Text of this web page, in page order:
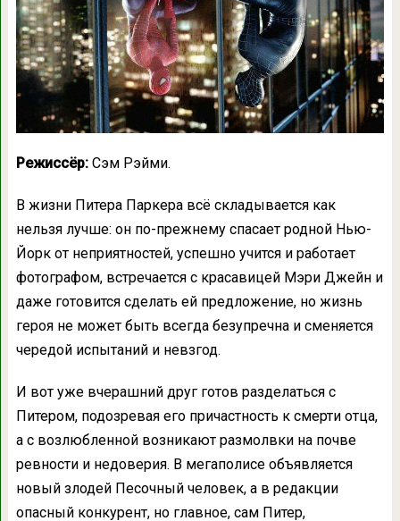
Режиссёр:Сэм Рэйми.
В жизни Питера Паркера всё складывается как
нельзя лучше: он по-прежнему спасает родной Нью-
Йорк от неприятностей, успешно учится и работает
фотографом, встречается с красавицей Мэри Джейн и
даже готовится сделать ей предложение, но жизнь
героя не может быть всегда безупречна и сменяется
чередой испытаний и невзгод.
И вот уже вчерашний друг готов разделаться с
Питером, подозревая его причастность к смерти отца,
а с возлюбленной возникают размолвки на почве
ревности и недоверия. В мегаполисе объявляется
новый злодей Песочный человек, а в редакции
опасный конкурент, но главное, сам Питер,